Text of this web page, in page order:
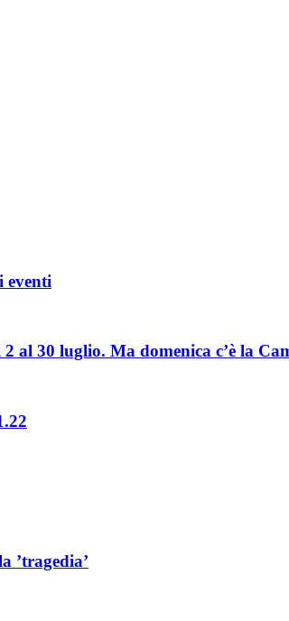
eventi
30 luglio. Ma domenica c’è la
’tragedia’